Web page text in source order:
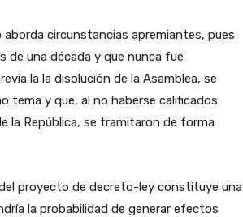
circunstancias apremiantes, pues
de una década y que nunca fue
la la disolución de la Asamblea, se
tema y que, al no haberse calificados
la República, se tramitaron de forma
proyecto de decreto-ley constituye una
la probabilidad de generar efectos